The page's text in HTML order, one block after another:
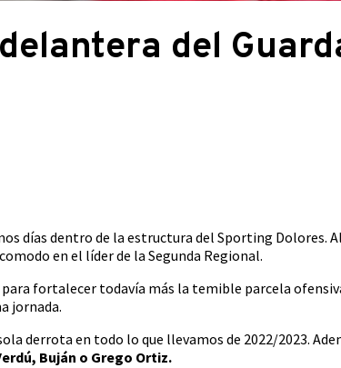
del
días dentro de la estructura del Sporting Dolores.
en el líder de la Segunda Regional.
para fortalecer todavía más la temible parcela
jornada.
derrota en todo lo que llevamos de 2022/2023.
Buján o Grego Ortiz.